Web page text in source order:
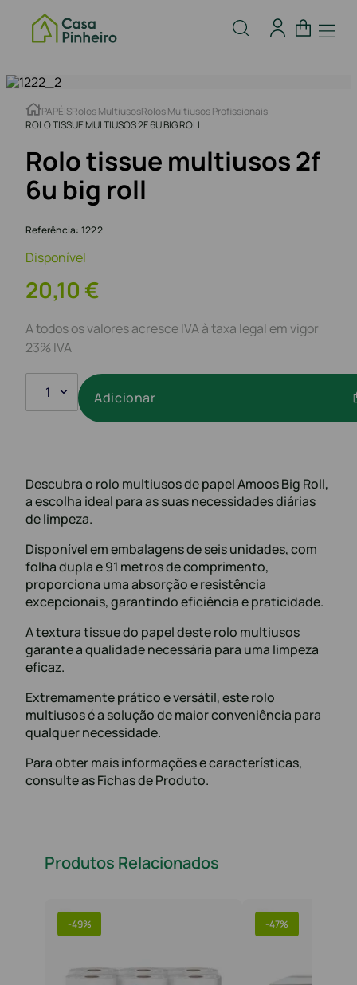
PAPÉISRolos MultiusosRolos Multiusos Profissionais
ROLO TISSUE MULTIUSOS 2F 6U BIG ROLL
Rolo tissue multiusos 2f
6u big roll
Referência: 1222
Disponível
20,10€
A todos os valores acresce IVA à taxa legal em vigor
23% IVA
1 Adicionar
Descubra o rolo multiusos de papel Amoos Big Roll,
a escolha ideal para as suas necessidades diárias
de limpeza.
Disponível em embalagens de seis unidades, com
folha dupla e 91 metros de comprimento,
proporciona uma absorção e resistência
excepcionais, garantindo eficiência e praticidade.
A textura tissue do papel deste rolo multiusos
garante a qualidade necessária para uma limpeza
eficaz.
Extremamente prático e versátil, este rolo
multiusos é a solução de maior conveniência para
qualquer necessidade.
Para obter mais informações e características,
consulte as Fichas de Produto.
Produtos Relacionados
-49% -47%